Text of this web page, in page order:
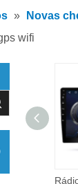
» Novas
wifi